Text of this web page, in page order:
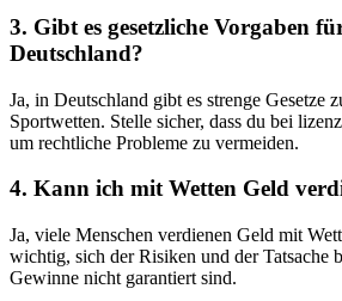
3. Gibt es gesetzliche Vorgaben
Deutschland?
Ja, in Deutschland gibt es strenge Gesetze
Sportwetten. Stelle sicher, dass du bei
um rechtliche Probleme zu vermeiden.
4. Kann ich mit Wetten Geld
Ja, viele Menschen verdienen Geld mit
wichtig, sich der Risiken und der Tatsache
Gewinne nicht garantiert sind.